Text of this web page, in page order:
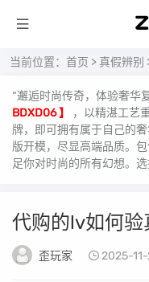
当前位置： 首页 > 真假辨别
“邂逅时尚传奇，体验奢华
BDXD06 】
，以精湛工艺
牌，即可拥有属于自己的
版开模，尽显高端品质。
足你对时尚的所有幻想。
代购的lv如何验
歪玩家 2025-